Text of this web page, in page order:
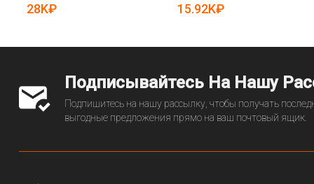
28K₽ 15.92K₽
Подписывайтесь На Нашу
Подпишитесь на нашу рассылку, чтобы получать
выгодные предложения прямо на ваш почтовый ящик.